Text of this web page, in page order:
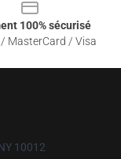
100% sécurisé
MasterCard / Visa
10012